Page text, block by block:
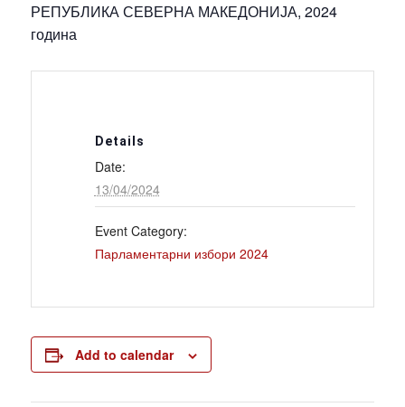
РЕПУБЛИКА СЕВЕРНА МАКЕДОНИЈА, 2024
година
Details
Date:
13/04/2024
Event Category:
Парламентарни избори 2024
Add to calendar